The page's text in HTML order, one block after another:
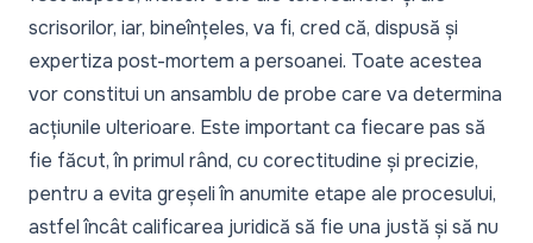
scrisorilor, iar, bineînțeles, va fi, cred că, dispusă și
expertiza post-mortem a persoanei. Toate acestea
vor constitui un ansamblu de probe care va determina
acțiunile ulterioare. Este important ca fiecare pas să
fie făcut, în primul rând, cu corectitudine și precizie,
pentru a evita greșeli în anumite etape ale procesului,
astfel încât calificarea juridică să fie una justă și să nu